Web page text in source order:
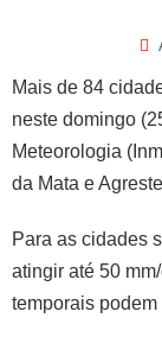
Mais de 84
neste domingo
Meteorologia
da Mata e
Para as cidades
atingir até 50
temporais